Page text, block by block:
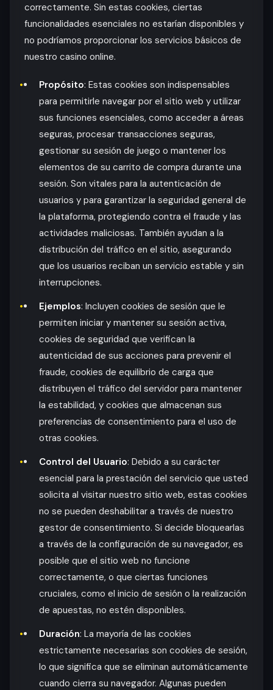
correctamente. Sin estas cookies, ciertas
funcionalidades esenciales no estarían disponibles y
no podríamos proporcionar los servicios básicos de
nuestro casino online.
Propósito: Estas cookies son indispensables
para permitirle navegar por el sitio web y utilizar
sus funciones esenciales, como acceder a áreas
seguras, procesar transacciones seguras,
gestionar su sesión de juego o mantener los
elementos de su carrito de compra durante una
sesión. Son vitales para la autenticación de
usuarios y para garantizar la seguridad general de
la plataforma, protegiendo contra el fraude y las
actividades maliciosas. También ayudan a la
distribución del tráfico en el sitio, asegurando
que los usuarios reciban un servicio estable y sin
interrupciones.
Ejemplos: Incluyen cookies de sesión que le
permiten iniciar y mantener su sesión activa,
cookies de seguridad que verifican la
autenticidad de sus acciones para prevenir el
fraude, cookies de equilibrio de carga que
distribuyen el tráfico del servidor para mantener
la estabilidad, y cookies que almacenan sus
preferencias de consentimiento para el uso de
otras cookies.
Control del Usuario: Debido a su carácter
esencial para la prestación del servicio que usted
solicita al visitar nuestro sitio web, estas cookies
no se pueden deshabilitar a través de nuestro
gestor de consentimiento. Si decide bloquearlas
a través de la configuración de su navegador, es
posible que el sitio web no funcione
correctamente, o que ciertas funciones
cruciales, como el inicio de sesión o la realización
de apuestas, no estén disponibles.
Duración: La mayoría de las cookies
estrictamente necesarias son cookies de sesión,
lo que significa que se eliminan automáticamente
cuando cierra su navegador. Algunas pueden